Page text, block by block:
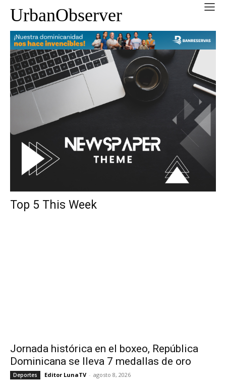
UrbanObserver
Top 5 This Week
Jornada histórica en el boxeo, República
Dominicana se lleva 7 medallas de oro
Deportes Editor LunaTV - agosto 8, 2026